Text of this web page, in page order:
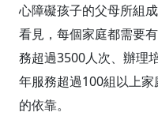
心障礙孩子的父母所組
看見，每個家庭都需要
務超過3500人次、辦理
年服務超過100組以上
的依靠。